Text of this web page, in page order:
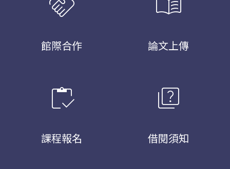
館際合作 論文上傳
inventory
課程報名
quiz
借閱須知